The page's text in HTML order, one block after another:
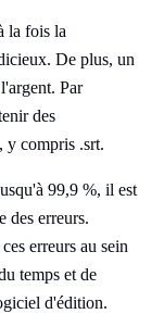
la fois la
De plus, un
Par
des
y compris .srt.
99,9 %, il est
des erreurs.
erreurs au sein
temps et de
d'édition.